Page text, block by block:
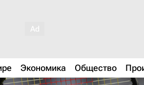
Экономика Общество